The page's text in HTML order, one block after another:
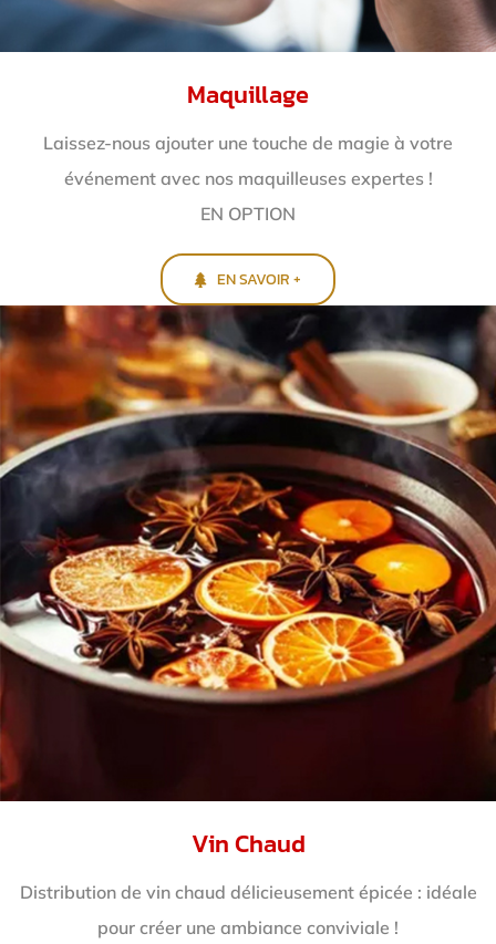
Maquillage
Laissez-nous ajouter une touche de magie à votre
événement avec nos maquilleuses expertes !
EN OPTION
EN SAVOIR +
Vin Chaud
Distribution de vin chaud délicieusement épicée : idéale
pour créer une ambiance conviviale !